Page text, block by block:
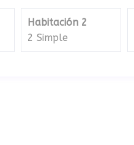
Habitación 2
2 Simple